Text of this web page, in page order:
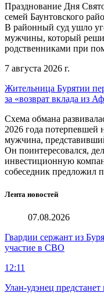
Празднование Дня
семей Баунтовского
В районный суд ушло
мужчины, который
родственниками при
7 августа 2026 г.
Жительница Бурятии
за «возврат вклада из
Схема обмана
2026 года потерпевшей
мужчина,
Он поинтересовался,
инвестиционную
собеседник предложил
Лента новостей
07.08.2026
Гвардии сержант из
участие в СВО
12:11
Улан-удэнец